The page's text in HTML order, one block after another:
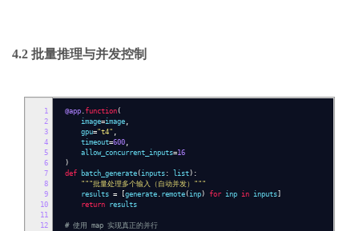
4.2 批量推理与并发控制
1
2
3
4
5
6
7
8
9
10
11
12
@app .function (
image=image ,
gpu="t4" ,
timeout=600 ,
allow_concurrent_inputs=16
)
def batch_generate (inputs : list):
"""批量处理多个输入（自动并发）"""
results = [generate . remote (inp) for inp in inputs]
return results
# 使用 map 实现真正的并行